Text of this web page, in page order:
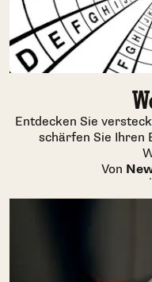
Entdecken Sie
schärfen Sie Ihren
Von